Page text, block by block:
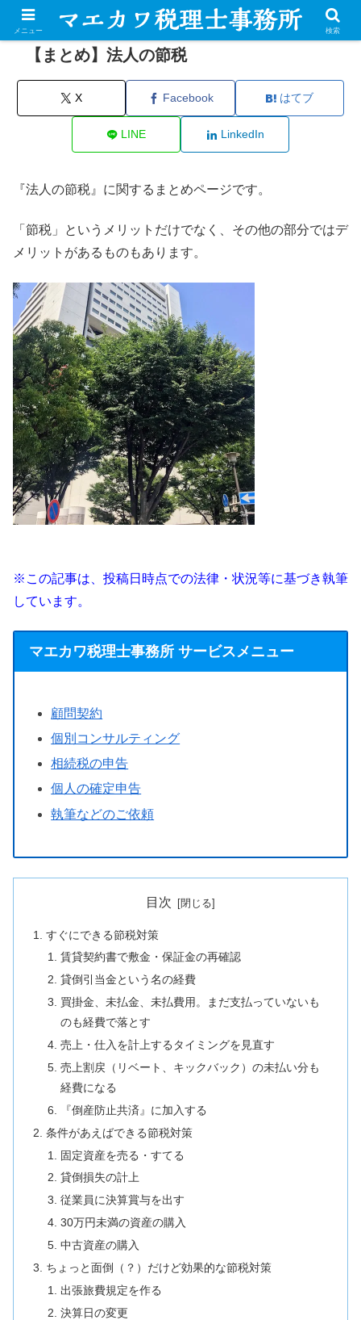
【まとめ】法人の節税
X Facebook はてブ
LINE LinkedIn
『法人の節税』に関するまとめページです。
「節税」というメリットだけでなく、その他の部分ではデ
メリットがあるものもあります。
※この記事は、投稿日時点での法律・状況等に基づき執筆
しています。
マエカワ税理士事務所 サービスメニュー
顧問契約
個別コンサルティング
相続税の申告
個人の確定申告
執筆などのご依頼
目次
すぐにできる節税対策
賃貸契約書で敷金・保証金の再確認
貸倒引当金という名の経費
買掛金、未払金、未払費用。まだ支払っていないも
のも経費で落とす
売上・仕入を計上するタイミングを見直す
売上割戻（リベート、キックバック）の未払い分も
経費になる
『倒産防止共済』に加入する
条件があえばできる節税対策
固定資産を売る・すてる
貸倒損失の計上
従業員に決算賞与を出す
30万円未満の資産の購入
中古資産の購入
ちょっと面倒（？）だけど効果的な節税対策
出張旅費規定を作る
決算日の変更
メニュー 検索